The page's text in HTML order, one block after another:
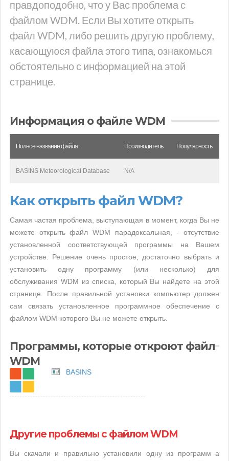
правдоподобно, что у Вас проблема с
файлом WDM. Если Вы хотите открыть
файл WDM, либо решить другую проблему,
касающуюся файла этого типа, ознакомься
обстоятельно с информацией на этой
странице.
Информация о файле WDM
Полное название файла Производитель Популярность
BASINS Meteorological Database N/A
Как открыть файл WDM?
Самая частая проблема, выступающая в момент, когда Вы не
можете открыть файл WDM парадоксальная, - отсутствие
установленной соответствующей программы на Вашем
устройстве. Решение очень простое, достаточно выбрать и
установить одну программу (или несколько) для
обслуживания WDM из списка, который Вы найдете на этой
странице. После правильной установки компьютер должен
сам связать установленное программное обеспечение с
файлом WDM которого Вы не можете открыть.
Программы, которые откроют файл
WDM
BASINS
Другие проблемы с файлом WDM
Вы скачали и правильно установили одну из программ а